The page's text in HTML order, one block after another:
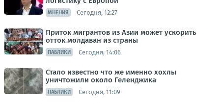
МНЕНИЯ Сегодня, 12:27
Приток мигрантов из Азии может ускорить
отток молдаван из страны
ПАБЛИКИ Сегодня, 14:06
Стало известно что же именно хохлы
уничтожили около Геленджика
ПАБЛИКИ Сегодня, 11:09